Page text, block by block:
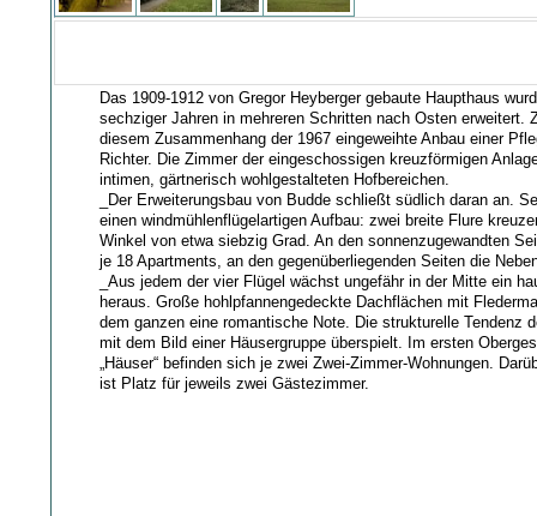
Das 1909-1912 von Gregor Heyberger gebaute Haupthaus
sechziger Jahren in mehreren Schritten nach Osten erweitert.
diesem Zusammenhang der 1967 eingeweihte Anbau einer
Richter. Die Zimmer der eingeschossigen kreuzförmigen
intimen, gärtnerisch wohlgestalteten Hofbereichen.
_Der Erweiterungsbau von Budde schließt südlich daran an.
einen windmühlenflügelartigen Aufbau: zwei breite Flure
Winkel von etwa siebzig Grad. An den sonnenzugewandten
je 18 Apartments, an den gegenüberliegenden Seiten die
_Aus jedem der vier Flügel wächst ungefähr in der Mitte ein
heraus. Große hohlpfannengedeckte Dachflächen mit
dem ganzen eine romantische Note. Die strukturelle Tendenz
mit dem Bild einer Häusergruppe überspielt. Im ersten
„Häuser“ befinden sich je zwei Zwei-Zimmer-Wohnungen.
ist Platz für jeweils zwei Gästezimmer.